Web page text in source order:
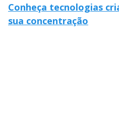
Conheça tecnologias
sua concentração